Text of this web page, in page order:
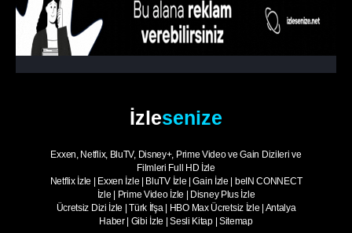
İzlesenize
Exxen, Netflix, BluTV, Disney+, Prime Video ve Gain Dizileri ve
Filmleri Full HD İzle
Netflix İzle
Exxen İzle BluTV İzle |Gain İzle
beIN CONNECT
İzle
Prime Video İzle
Disney Plus İzle
Ücretsiz Dizi İzle |Türk İfşa| HBO Max Ücretsiz İzle Antalya
Haber| Gibi İzle |Sesli Kitap| Sitemap